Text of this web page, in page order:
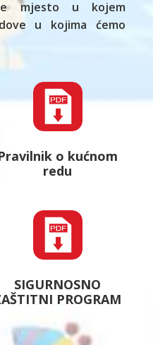
mjesto u kojem
u kojima ćemo
o kućnom
redu
SIGURNOSNO
PROGRAM